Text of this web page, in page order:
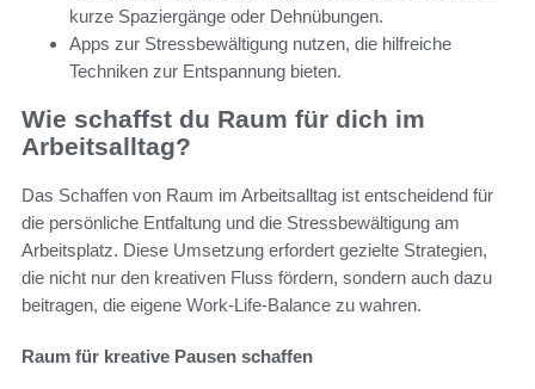
kurze Spaziergänge oder Dehnübungen.
Apps zur Stressbewältigung nutzen, die hilfreiche
Techniken zur Entspannung bieten.
Wie schaffst du Raum für dich im
Arbeitsalltag?
Das Schaffen von Raum im Arbeitsalltag ist entscheidend für
die persönliche Entfaltung und die Stressbewältigung am
Arbeitsplatz. Diese Umsetzung erfordert gezielte Strategien,
die nicht nur den kreativen Fluss fördern, sondern auch dazu
beitragen, die eigene Work-Life-Balance zu wahren.
Raum für kreative Pausen schaffen